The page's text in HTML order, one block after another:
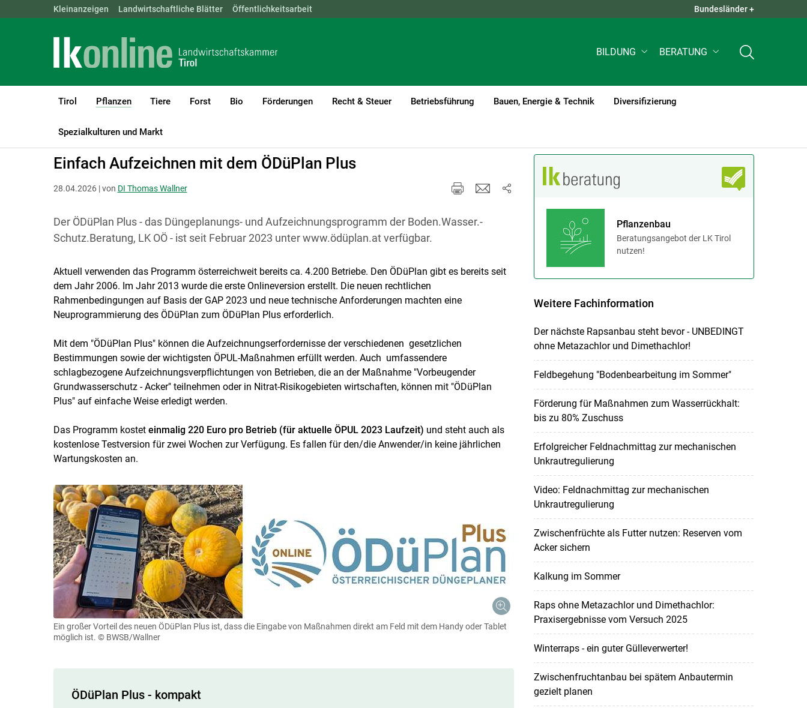
Skip to main content
Landwirtschaftskammern: ÖSTERREICH BGLD KTN NÖ OÖ QUICK LINKS +
Kleinanzeigen Landwirtschaftliche Blätter Öffentlichkeitsarbeit Bundesländer +
BILDUNG BERATUNG
Tirol Pflanzen
(current)1
Tiere Forst Bio Förderungen Recht & Steuer Betriebsführung Bauen, Energie & Technik Diversifizierung
Spezialkulturen und Markt
LK Tirol Pflanzen Boden-, Wasserschutz & Düngung
Einfach Aufzeichnen mit dem ÖDüPlan Plus
28.04.2026 | von DI Thomas Wallner
Der ÖDüPlan Plus - das Düngeplanungs- und Aufzeichnungsprogramm der Boden.Wasser.-
Schutz.Beratung, LK OÖ - ist seit Februar 2023 unter www.ödüplan.at verfügbar.
Aktuell verwenden das Programm österreichweit bereits ca. 4.200 Betriebe. Den ÖDüPlan gibt es bereits seit
dem Jahr 2006. Im Jahr 2013 wurde die erste Onlineversion erstellt. Die neuen rechtlichen
Rahmenbedingungen auf Basis der GAP 2023 und neue technische Anforderungen machten eine
Neuprogrammierung des ÖDüPlan zum ÖDüPlan Plus erforderlich.
Mit dem "ÖDüPlan Plus" können die Aufzeichnungserfordernisse der verschiedenen gesetzlichen
Bestimmungen sowie der wichtigsten ÖPUL-Maßnahmen erfüllt werden. Auch umfassendere
schlagbezogene Aufzeichnungsverpflichtungen von Betrieben, die an der Maßnahme "Vorbeugender
Grundwasserschutz - Acker" teilnehmen oder in Nitrat-Risikogebieten wirtschaften, können mit "ÖDüPlan
Plus" auf einfache Weise erledigt werden.
Das Programm kostet einmalig 220 Euro pro Betrieb (für aktuelle ÖPUL 2023 Laufzeit) und steht auch als
kostenlose Testversion für zwei Wochen zur Verfügung. Es fallen für den/die Anwender/in keine jährlichen
Wartungskosten an.
Ein großer Vorteil des neuen ÖDüPlan Plus ist, dass die Eingabe von Maßnahmen direkt am Feld mit dem Handy oder Tablet
möglich ist. © BWSB/Wallner
ÖDüPlan Plus - kompakt
Pflanzenbau
Beratungsangebot der LK Tirol
nutzen!
Weitere Fachinformation
Der nächste Rapsanbau steht bevor - UNBEDINGT
ohne Metazachlor und Dimethachlor!
Feldbegehung "Bodenbearbeitung im Sommer"
Förderung für Maßnahmen zum Wasserrückhalt:
bis zu 80% Zuschuss
Erfolgreicher Feldnachmittag zur mechanischen
Unkrautregulierung
Video: Feldnachmittag zur mechanischen
Unkrautregulierung
Zwischenfrüchte als Futter nutzen: Reserven vom
Acker sichern
Kalkung im Sommer
Raps ohne Metazachlor und Dimethachlor:
Praxisergebnisse vom Versuch 2025
Winterraps - ein guter Gülleverwerter!
Zwischenfruchtanbau bei spätem Anbautermin
gezielt planen